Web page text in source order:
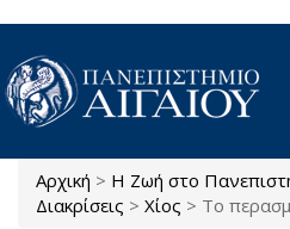
Παράκαμψη προς το κυρίως
Είστε εδώ
Αρχική > Η Ζωή στο
Διακρίσεις > Χίος > Το